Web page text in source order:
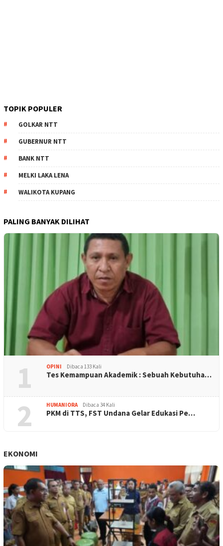
TOPIK POPULER
GOLKAR NTT
GUBERNUR NTT
BANK NTT
MELKI LAKA LENA
WALIKOTA KUPANG
PALING BANYAK DILIHAT
1 OPINI Dibaca 133 Kali
Tes Kemampuan Akademik : Sebuah Kebutuha…
2 HUMANIORA Dibaca 34 Kali
PKM di TTS, FST Undana Gelar Edukasi Pe…
EKONOMI